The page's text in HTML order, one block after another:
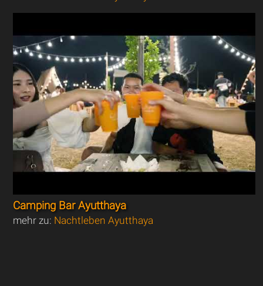
Camping Bar Ayutthaya
mehr zu: Nachtleben Ayutthaya